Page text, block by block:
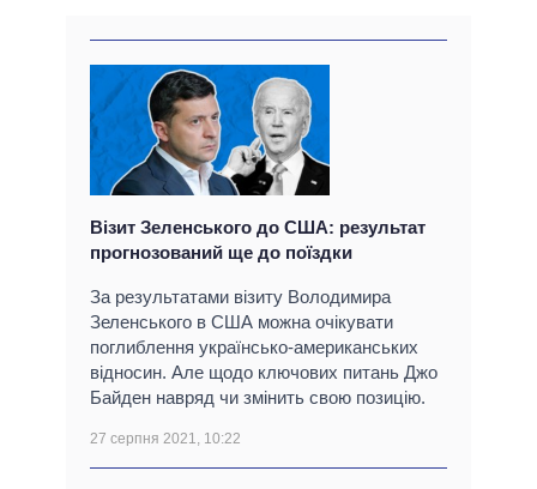
Візит Зеленського до США: результат
прогнозований ще до поїздки
За результатами візиту Володимира
Зеленського в США можна очікувати
поглиблення українсько-американських
відносин. Але щодо ключових питань Джо
Байден навряд чи змінить свою позицію.
27 серпня 2021, 10:22